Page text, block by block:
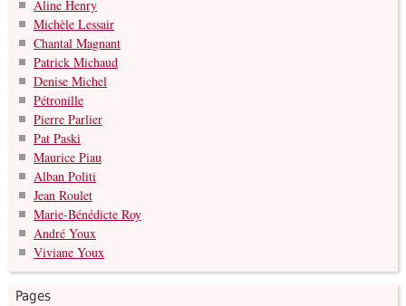
Aline Henry
Michèle Lessair
Chantal Magnant
Patrick Michaud
Denise Michel
Pétronille
Pierre Parlier
Pat Paski
Maurice Piau
Alban Politi
Jean Roulet
Marie-Bénédicte Roy
André Youx
Viviane Youx
Pages